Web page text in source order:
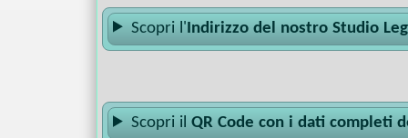
Scopri l' Indirizzo del nostro Studio
Scopri ilQR Code con i dati completi